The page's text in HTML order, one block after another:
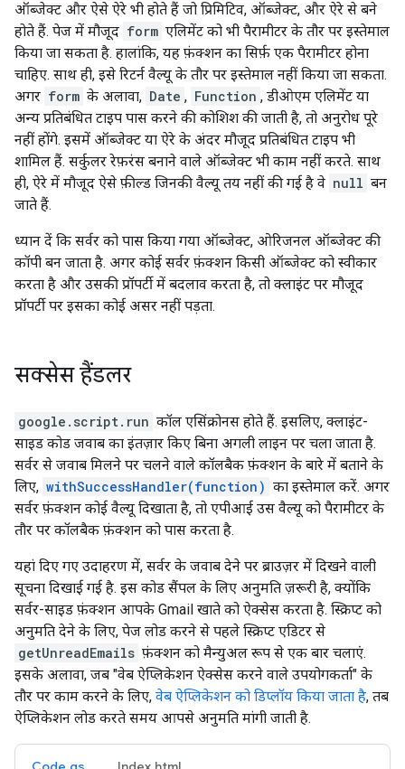
ऑब्जेक्ट और ऐसे ऐरे भी होते हैं जो प्रिमिटिव, ऑब्जेक्ट, और ऐरे से बने
होते हैं. पेज में मौजूद form एलिमेंट को भी पैरामीटर के तौर पर इस्तेमाल
किया जा सकता है. हालांकि, यह फ़ंक्शन का सिर्फ़ एक पैरामीटर होना
चाहिए. साथ ही, इसे रिटर्न वैल्यू के तौर पर इस्तेमाल नहीं किया जा सकता.
अगर form के अलावा, Date , Function , डीओएम एलिमेंट या
अन्य प्रतिबंधित टाइप पास करने की कोशिश की जाती है, तो अनुरोध पूरे
नहीं होंगे. इसमें ऑब्जेक्ट या ऐरे के अंदर मौजूद प्रतिबंधित टाइप भी
शामिल हैं. सर्कुलर रेफ़रंस बनाने वाले ऑब्जेक्ट भी काम नहीं करते. साथ
ही, ऐरे में मौजूद ऐसे फ़ील्ड जिनकी वैल्यू तय नहीं की गई है वे null बन
जाते हैं.
ध्यान दें कि सर्वर को पास किया गया ऑब्जेक्ट, ओरिजनल ऑब्जेक्ट की
कॉपी बन जाता है. अगर कोई सर्वर फ़ंक्शन किसी ऑब्जेक्ट को स्वीकार
करता है और उसकी प्रॉपर्टी में बदलाव करता है, तो क्लाइंट पर मौजूद
प्रॉपर्टी पर इसका कोई असर नहीं पड़ता.
सक्सेस हैंडलर
google.script.run कॉल एसिंक्रोनस होते हैं. इसलिए, क्लाइंट-
साइड कोड जवाब का इंतज़ार किए बिना अगली लाइन पर चला जाता है.
सर्वर से जवाब मिलने पर चलने वाले कॉलबैक फ़ंक्शन के बारे में बताने के
लिए, withSuccessHandler(function) का इस्तेमाल करें. अगर
सर्वर फ़ंक्शन कोई वैल्यू दिखाता है, तो एपीआई उस वैल्यू को पैरामीटर के
तौर पर कॉलबैक फ़ंक्शन को पास करता है.
यहां दिए गए उदाहरण में, सर्वर के जवाब देने पर ब्राउज़र में दिखने वाली
सूचना दिखाई गई है. इस कोड सैंपल के लिए अनुमति ज़रूरी है, क्योंकि
सर्वर-साइड फ़ंक्शन आपके Gmail खाते को ऐक्सेस करता है. स्क्रिप्ट को
अनुमति देने के लिए, पेज लोड करने से पहले स्क्रिप्ट एडिटर से
getUnreadEmails फ़ंक्शन को मैन्युअल रूप से एक बार चलाएं.
इसके अलावा, जब "वेब ऐप्लिकेशन ऐक्सेस करने वाले उपयोगकर्ता" के
तौर पर काम करने के लिए, वेब ऐप्लिकेशन को डिप्लॉय किया जाता है, तब
ऐप्लिकेशन लोड करते समय आपसे अनुमति मांगी जाती है.